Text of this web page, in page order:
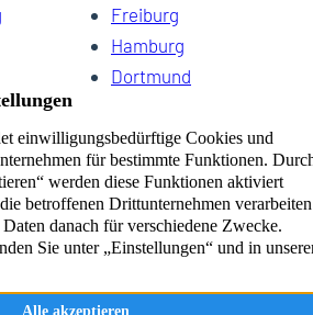
Freiburg
Hamburg
Dortmund
Kiel
Bremen